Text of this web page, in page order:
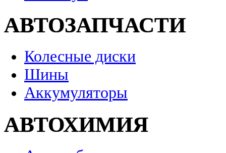
АВТОЗАПЧАСТИ
Колесные диски
Шины
Аккумуляторы
АВТОХИМИЯ